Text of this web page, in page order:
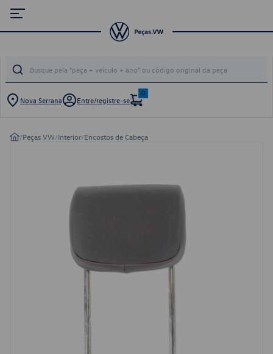
Nova Serrana Entre/registre-se
0
/Peças VW/Interior/Encostos de Cabeça